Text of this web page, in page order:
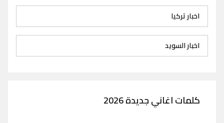
اخبار تركيا
اخبار السويد
كلمات اغاني جديدة 2026